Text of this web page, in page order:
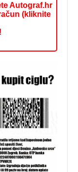
Autograf.hr
(kliknite